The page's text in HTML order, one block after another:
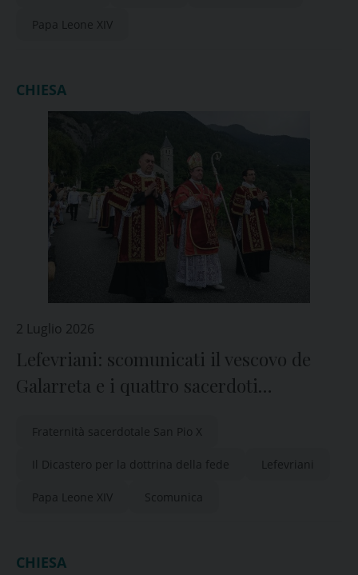
Papa Leone XIV
CHIESA
2 Luglio 2026
Lefevriani: scomunicati il vescovo de
Galarreta e i quattro sacerdoti
pontificio
Fraternità sacerdotale San Pio X
Il Dicastero per la dottrina della fede Lefevriani
Papa Leone XIV Scomunica
CHIESA